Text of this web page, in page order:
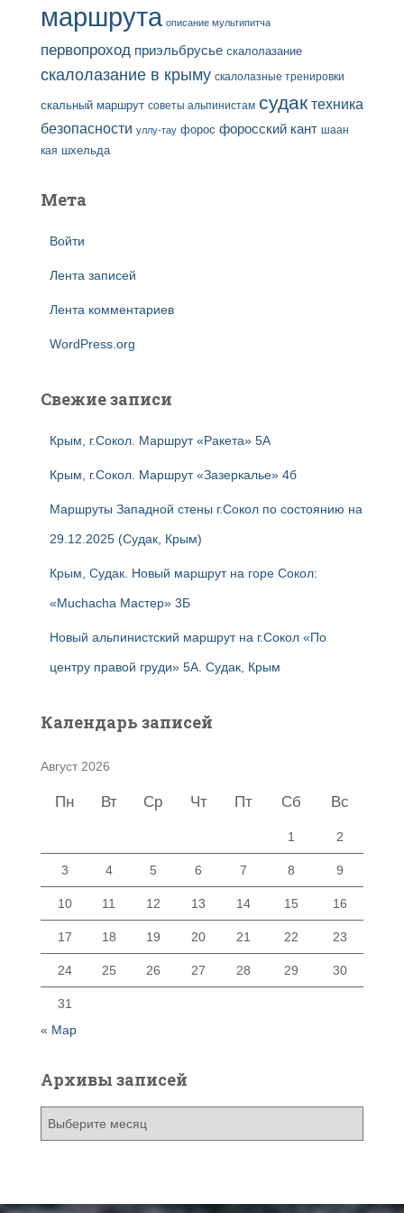
маршрута описание мультипитча
первопроход приэльбрусье скалолазание
скалолазание в крыму скалолазные тренировки
скальный маршрут советы альпинистам судак техника
безопасности уллу-тау форос форосский кант шаан
кая шхельда
Мета
Войти
Лента записей
Лента комментариев
WordPress.org
Свежие записи
Крым, г.Сокол. Маршрут «Ракета» 5А
Крым, г.Сокол. Маршрут «Зазеркалье» 4б
Маршруты Западной стены г.Сокол по состоянию на
29.12.2025 (Судак, Крым)
Крым, Судак. Новый маршрут на горе Сокол:
«Muchacha Мастер» 3Б
Новый альпинистский маршрут на г.Сокол «По
центру правой груди» 5А. Судак, Крым
Календарь записей
Август 2026
Пн Вт Ср Чт Пт Сб Вс
1 2
3 4 5 6 7 8 9
10 11 12 13 14 15 16
17 18 19 20 21 22 23
24 25 26 27 28 29 30
31
« Мар
Архивы записей